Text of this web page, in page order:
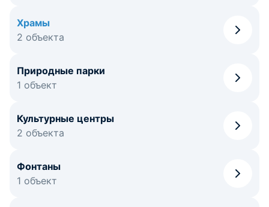
Храмы
2 объекта
Природные парки
1 объект
Культурные центры
2 объекта
Фонтаны
1 объект